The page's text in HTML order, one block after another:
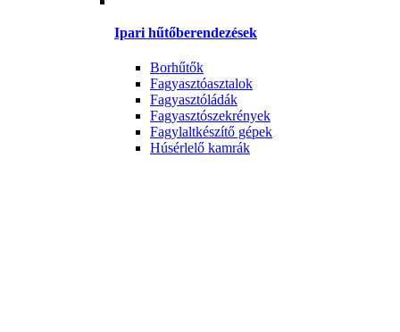
Ipari hűtőberendezések
Borhűtők
Fagyasztóasztalok
Fagyasztóládák
Fagyasztószekrények
Fagylaltkészítő gépek
Húsérlelő kamrák